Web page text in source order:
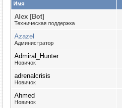
Имя
Alex [Bot]
Техническая поддержка
Azazel
Администратор
Admiral_Hunter
Новичок
adrenalcrisis
Новичок
Ahmed
Новичок